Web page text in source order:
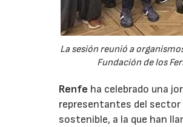
La sesión reunió a
Fundación de los
Renfe ha celebrado una
representantes del sector
sostenible, a la que han